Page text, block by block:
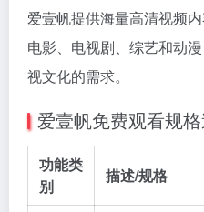
爱壹帆提供海量高清视频
电影、电视剧、综艺和动
视文化的需求。
爱壹帆免费观看规
功能类
别
描述/规格